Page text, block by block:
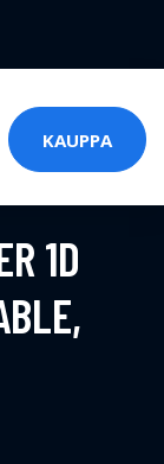
KAUPPA
1D